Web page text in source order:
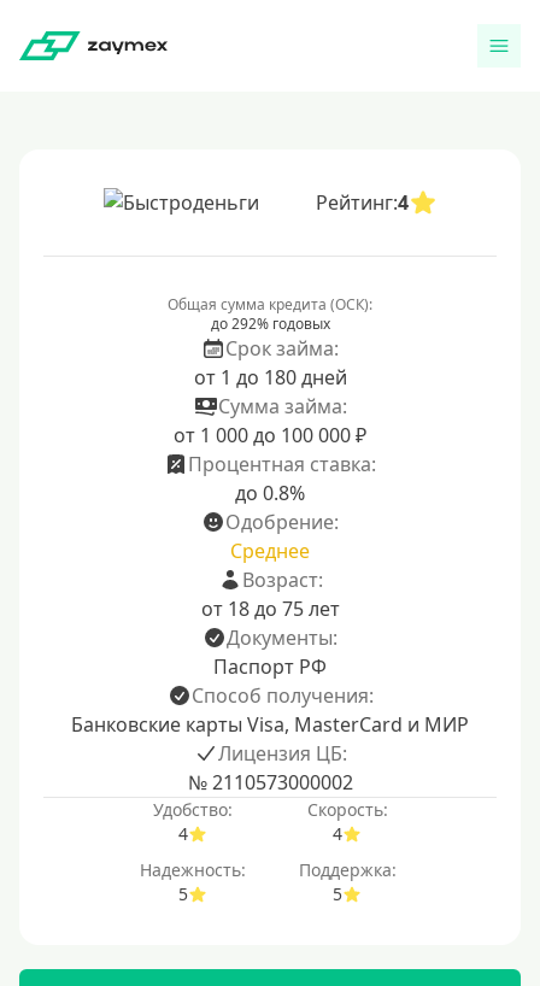
Рейтинг:4
Общая сумма кредита (ОСК):
до 292% годовых
Срок займа:
от 1 до 180 дней
Сумма займа:
от 1 000 до 100 000 ₽
Процентная ставка:
до 0.8%
Одобрение:
Среднее
Возраст:
от 18 до 75 лет
Документы:
Паспорт РФ
Способ получения:
Банковские карты Visa, MasterCard и МИР
Лицензия ЦБ:
№ 2110573000002
Удобство:
4
Скорость:
4
Надежность:
5
Поддержка:
5